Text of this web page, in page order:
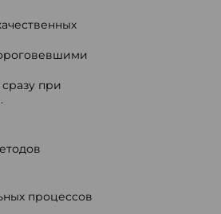
при
процессов